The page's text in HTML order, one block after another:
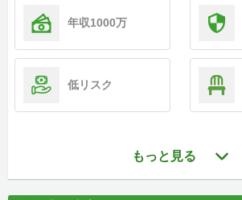
年収1000万
低リスク
もっと見る